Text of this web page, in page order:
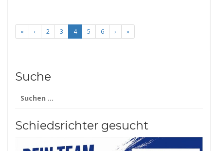
« ‹ 2 3 4 5 6 › »
Suche
nach:
Schiedsrichter gesucht